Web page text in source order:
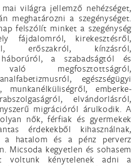
világra jellemző nehézséget,
meghatározni a szegénységet.
felszólít minket a szegénység
fájdalomról, kirekesztésről,
erőszakról, kínzásról,
a szabadságtól és
megfosztottságról,
egészségügyi
munkanélküliségről, ember­ke­
elvándorlásról,
migrációról árulkodik. A
nők, férfiak és gyermekek
érdekekből kihasználnak,
a hatalom és a pénz perverz
Micsoda kegyetlen és sohasem
voltunk kénytelenek adni a